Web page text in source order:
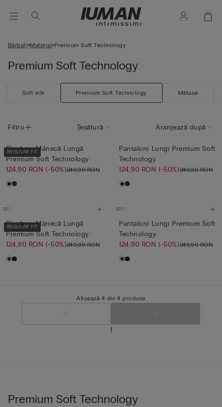
Bărbați Material Premium Soft Technology
Premium Soft Technology
Soft silk Premium Soft Technology Mătase
Filtru Țesătură Aranjează după
REGULAR FIT
Bluză cu Mânecă Lungă
Premium Soft Technology
124,90 RON(-50%)249,90 RON
Pantaloni Lungi Premium Soft
Technology
124,90 RON(-50%)249,90 RON
REGULAR FIT
Bluză cu Mânecă Lungă
Premium Soft Technology
124,90 RON(-50%)249,90 RON
Pantaloni Lungi Premium Soft
Technology
124,90 RON(-50%)249,90 RON
Afișează 4 din 4 produse
1
Premium Soft Technology